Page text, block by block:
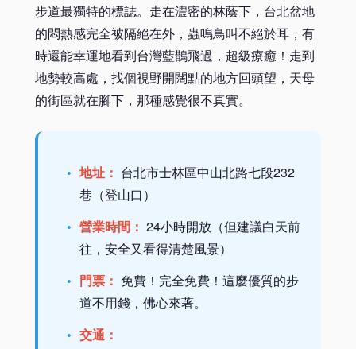
步道最獨特的標誌。走在濃密的林蔭下，台北盆地
的悶熱感完全被隔絕在外，蟲鳴鳥叫不絕於耳，有
時還能幸運地看到台灣藍鵲飛過，超級療癒！走到
地勢較高處，找個視野開闊點的地方回頭望，天母
的街區就在腳下，那種感覺很不真實。
地址： 台北市士林區中山北路七段232
巷（登山口）
營業時間： 24小時開放（但建議白天前
往，安全又看得清楚風景）
門票： 免費！完全免費！這麼優質的步
道不用錢，佛心來著。
交通：